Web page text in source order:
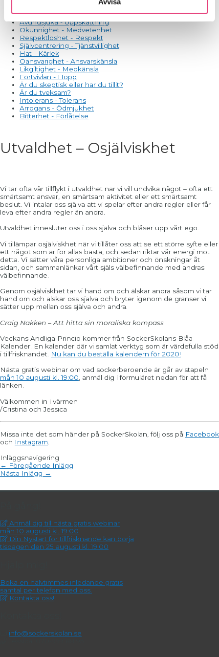
Otyglad oro - Sinnesro
Avundsjuka - Uppskattning
Okunnighet - Medvetenhet
Respektlöshet - Respekt
Självcentrering - Tjänstvillighet
Hat - Kärlek
Oansvarighet - Ansvarskänsla
Likgiltighet - Medkänsla
Förtvivlan - Hopp
Är du skeptisk eller har du tillit?
Är du tveksam?
Intolerans - Tolerans
Arrogans - Ödmjukhet
Bitterhet - Förlåtelse
Utvaldhet – Osjälviskhet
Vi tar ofta vår tillflykt i utvaldhet när vi vill undvika något – ofta ett
smärtsamt ansvar, en smärtsam aktivitet eller ett smärtsamt
beslut. Vi intalar oss själva att vi spelar efter andra regler eller får
leva efter andra regler än andra.
Utvaldhet innesluter oss i oss själva och blåser upp vårt ego.
Vi tillämpar osjälviskhet när vi tillåter oss att se ett större syfte eller
ett något som är för allas bästa, och sedan riktar vår energi mot
detta. Vi sätter våra personliga ambitioner och önskningar åt
sidan, och sammanlänkar vårt själs välbefinnande med andras
välbefinnande.
Genom osjälviskhet tar vi hand om och älskar andra såsom vi tar
hand om och älskar oss själva och bryter igenom de gränser vi
sätter upp mellan oss själva och andra.
Craig Nakken – Att hitta sin moraliska kompass
Veckans Andliga Princip kommer från SockerSkolans Blåa
Kalender. En kalender där vi samlat verktyg som är värdefulla stöd
i tillfrisknandet. Nu kan du beställa kalendern för 2020!
Nästa gratis webinar om vad sockerberoende är går av stapeln
mån 10 augusti kl. 19:00, anmäl dig i formuläret nedan för att få
länken.
Välkommen in i värmen
/Cristina och Jessica
Missa inte det som händer på SockerSkolan, följ oss på Facebook
och Instagram
Inläggsnavigering
← Föregående Inlägg
Nästa Inlägg →
Anmäl dig till nästa gratis webinar
mån 10 augusti kl. 19:00
Din Nystart för tillfrisknande kan börja
tisdagen den 25 augusti kl. 19:00
Boka en halvtimmes inledande gratis
samtal per telefon med oss.
Kontakta oss!
info@sockerskolan.se